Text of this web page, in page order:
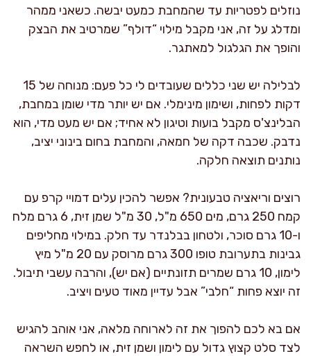
נוזלים לפטריות עד שהמחבת כמעט יבשה. כשאני ממהר
ומדלג על זה, אני מקבל מילוי “דולף” שמרטיב את הבצק
והופך את הגלגול למאתגר.
לבלילה יש שני כללים שעובדים לי כל פעם: מנוחה של 15
דקות לפחות, ושימון מינימלי. אם יש יותר מדי שומן במחבת,
הבלינצ'ס מקבל בועות וטיגון לא אחיד; אם יש מעט מדי, הוא
נדבק. שכבה דקה של חמאה, והמחבת בחום בינוני יציב,
נותנים תוצאה חלקה.
רוצים וריאציה טבעונית? אפשר להכין עלים דמויי קרפ עם
קמח 250 גרם, מים 650 מ"ל, 30 מ"ל שמן זית, 6 גרם מלח
ו-10 גרם סוכר, ולטחון בבלנדר עד חלק. במילוי מחליפים
גבינות בתערובת טופו 300 גרם מרוסק עם 20 מ"ל מיץ
לימון, 10 גרם שמרים תזונתיים (אם יש), והרבה עשבי תיבול.
זה יוצא פחות “חלבי” אבל עדיין מאוד טעים ויציב.
אם בא לכם להפוך את זה לארוחה מלאה, אני אוהב להגיש
לצד סלט קצוץ גדול עם לימון ושמן זית, או לחפש השראה